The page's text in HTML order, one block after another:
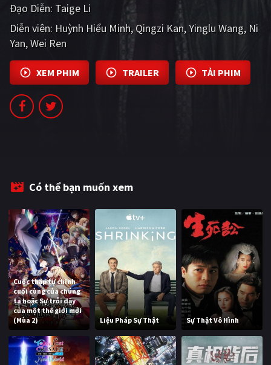
Ấn Độ
Tổng hợp
CẬP NHẬT
PHIM MỚI
TUYỂN TẬP PHIM
BLOG
Đạo Diễn: Taige Li
Diễn viên: Huỳnh Hiểu Minh Qingzi Kan Yinglu Wang Ni
Yan Wei Ren
XEM PHIM TRAILER TẢI PHIM
Có thể bạn muốn xem
Cuộc thập tự chinh
cuối cùng của chúng
ta hoặc Sự trỗi dậy
của một thế giới mới
(Mùa 2)
Liệu Pháp Sự Thật Sự Thật Vô Hình